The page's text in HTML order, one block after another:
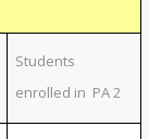
Students
enrolled in PA 2